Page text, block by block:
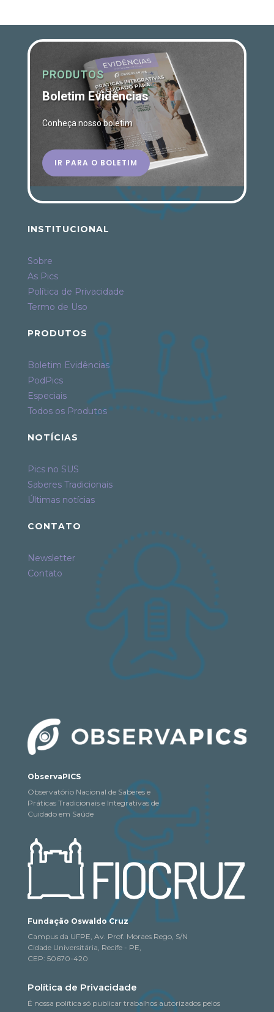
PRODUTOS
Boletim Evidências
Conheça nosso boletim
IR PARA O BOLETIM
INSTITUCIONAL
Sobre
As Pics
Política de Privacidade
Termo de Uso
PRODUTOS
Boletim Evidências
PodPics
Especiais
Todos os Produtos
NOTÍCIAS
Pics no SUS
Saberes Tradicionais
Últimas notícias
CONTATO
Newsletter
Contato
ObservaPICS
Observatório Nacional de Saberes e
Práticas Tradicionais e Integrativas de
Cuidado em Saúde
Fundação Oswaldo Cruz
Campus da UFPE, Av. Prof. Moraes Rego, S/N
Cidade Universitária, Recife - PE,
CEP: 50670-420
Política de Privacidade
É nossa política só publicar trabalhos autorizados pelos